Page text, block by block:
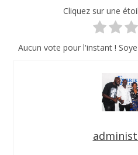
Cliquez sur une
Aucun vote pour l'instant !